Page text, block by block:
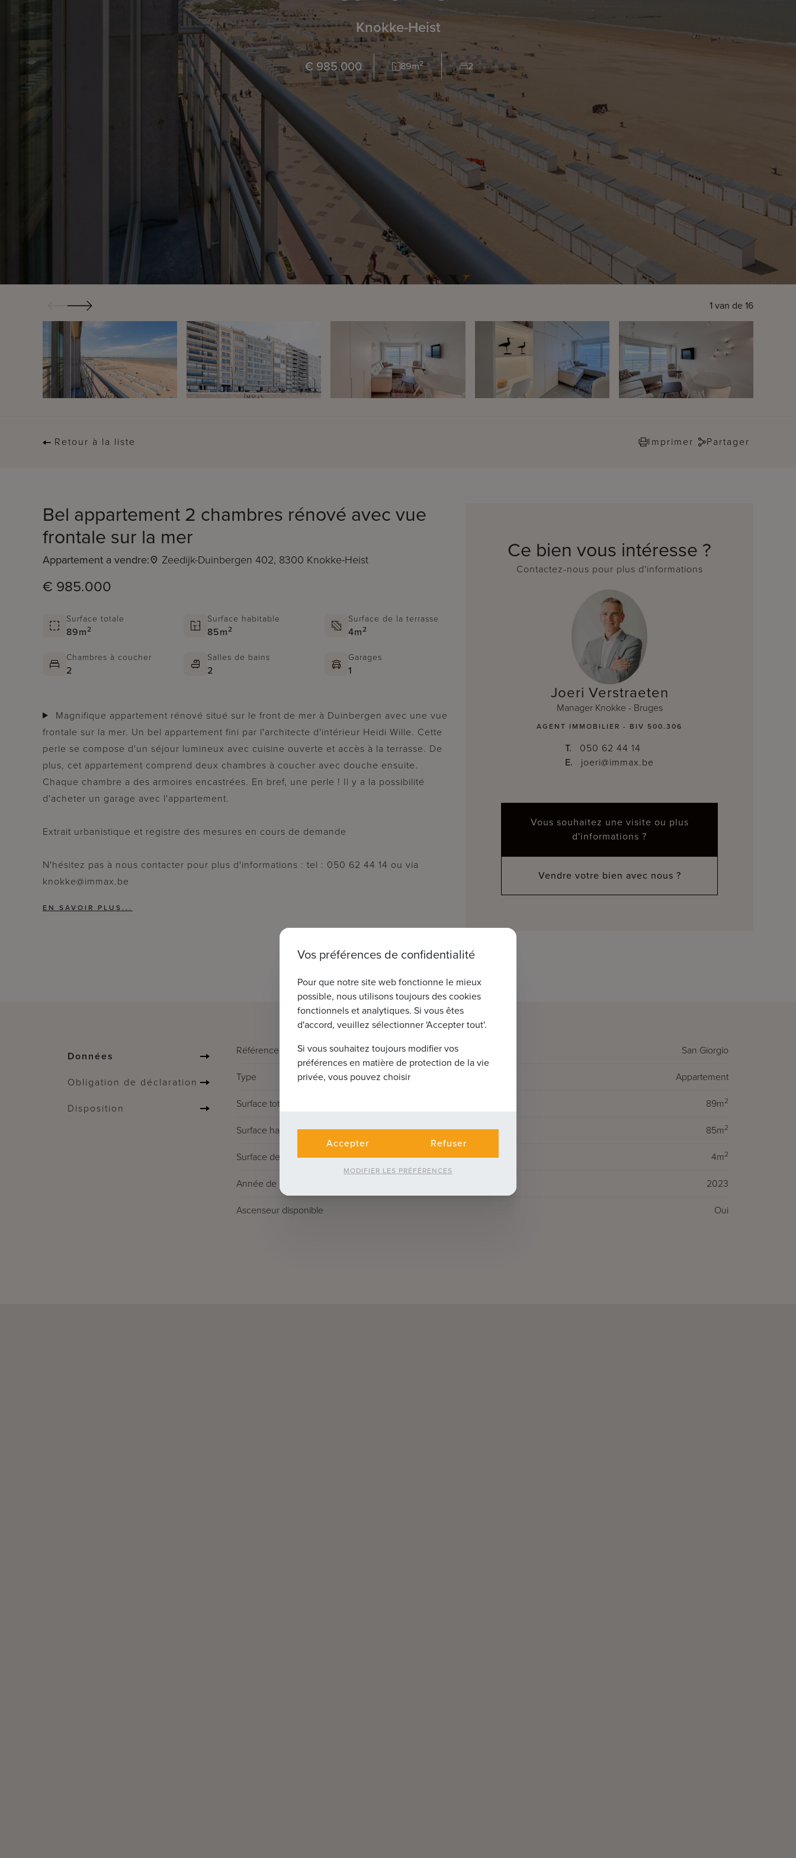
Knokke-Heist
€ 985.000 89m2 2
1 van de16
Retour à la liste Imprimer Partager
Bel appartement 2 chambres rénové avec vue
frontale sur la mer
Appartement a vendre: Zeedijk-Duinbergen 402, 8300 Knokke-Heist
€ 985.000
Surface totale
89m2
Surface habitable
85m2
Surface de la terrasse
4m2
Chambres à coucher
2
Salles de bains
2
Garages
1
frontale sur la mer. Un bel appartement fini par l'architecte d'intérieur Heidi Wille. Cette
perle se compose d'un séjour lumineux avec cuisine ouverte et accès à la terrasse. De
plus, cet appartement comprend deux chambres à coucher avec douche ensuite.
Chaque chambre a des armoires encastrées. En bref, une perle ! Il y a la possibilité
d'acheter un garage avec l'appartement.
Extrait urbanistique et registre des mesures en cours de demande
N'hésitez pas à nous contacter pour plus d'informations : tel : 050 62 44 14 ou via
knokke@immax.be
Ce bien vous intéresse ?
Contactez-nous pour plus d'informations
Joeri Verstraeten
Manager Knokke - Bruges
AGENT IMMOBILIER - BIV 500.306
T.
050 62 44 14
E.
joeri@immax.be
Vous souhaitez une visite ou plus
d'informations ?
Vendre votre bien avec nous ?
Données
Obligation de déclaration
Disposition
Référence
San Giorgio
Type
Appartement
Surface totale
89m2
Surface habitable 85m2
Surface de la terrasse 4m2
Année de rénovation
2023
Ascenseur disponible
Oui
Vos préférences de confidentialité
Pour que notre site web fonctionne le mieux
possible, nous utilisons toujours des cookies
fonctionnels et analytiques. Si vous êtes
d'accord, veuillez sélectionner 'Accepter tout'.
Si vous souhaitez toujours modifier vos
préférences en matière de protection de la vie
privée, vous pouvez choisir
Accepter Refuser
MODIFIER LES PRÉFÉRENCES